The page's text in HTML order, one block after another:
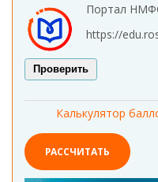
Портал
https://
Проверить
Калькулятор
РАССЧИТАТЬ